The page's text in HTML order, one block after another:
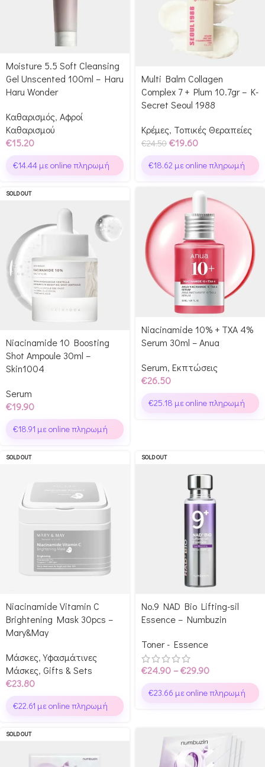
Moisture 5.5 Soft Cleansing
Gel Unscented 100ml – Haru
Haru Wonder
Καθαρισμός, Αφροί
Καθαρισμού
€15.20
€14.44 με online πληρωμή
Multi Balm Collagen
Complex 7 + Plum 10.7gr – K-
Secret Seoul 1988
Κρέμες, Τοπικές Θεραπείες
€24.50 €19.60
€18.62 με online πληρωμή
SOLD OUT
Niacinamide 10 Boosting
Shot Ampoule 30ml –
Skin1004
Serum
€19.90
€18.91 με online πληρωμή
Niacinamide 10% + TXA 4%
Serum 30ml – Anua
Serum, Εκπτώσεις
€26.50
€25.18 με online πληρωμή
SOLD OUT
Niacinamide Vitamin C
Brightening Mask 30pcs –
Mary&May
Μάσκες, Υφασμάτινες
Μάσκες, Gifts & Sets
€23.80
€22.61 με online πληρωμή
SOLD OUT
No.9 NAD Bio Lifting-sil
Essence – Numbuzin
Toner - Essence
€24.90 –€29.90
€23.66 με online πληρωμή
SOLD OUT